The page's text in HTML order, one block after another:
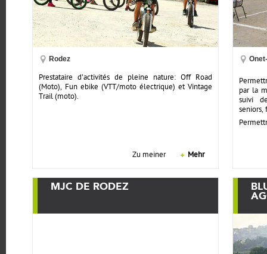
Rodez
Prestataire d'activités de pleine nature: Off Road
(Moto), Fun ebike (VTT/moto électrique) et Vintage
Trail (moto).
Zu meiner Mehr
par la
suivi
seniors,
MJC DE RODEZ